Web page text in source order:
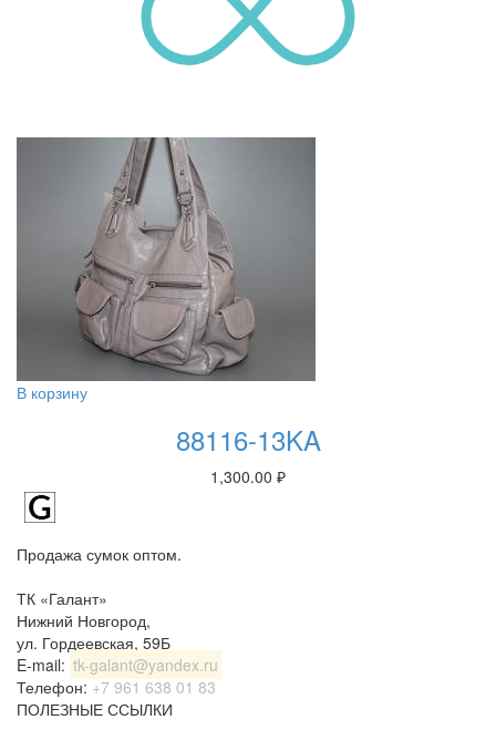
В корзину
88116-13KA
1,300.00 ₽
Продажа сумок оптом.
ТК «Галант»
Нижний Новгород,
ул. Гордеевская, 59Б
E-mail: tk-galant@yandex.ru
Телефон: +7 961 638 01 83
ПОЛЕЗНЫЕ ССЫЛКИ